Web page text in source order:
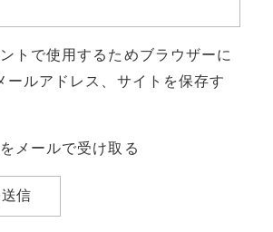
トで使用するためブラウザーに
ールアドレス、サイトを保存す
メールで受け取る